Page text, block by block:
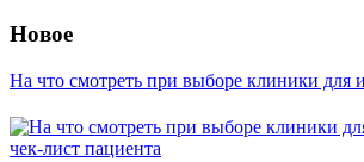
Новое
На что смотреть при выборе клиники для